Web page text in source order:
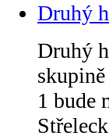
Druhý
Druhý
1 bude